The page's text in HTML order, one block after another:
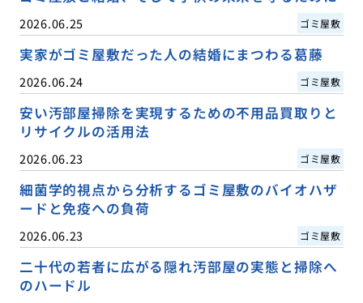
2026.06.25 ゴミ屋敷
実家がゴミ屋敷だった人の結婚にまつわる葛藤
2026.06.24 ゴミ屋敷
安い汚部屋掃除を実現するための不用品買取りと
リサイクルの活用法
2026.06.23 ゴミ屋敷
細菌学的視点から分析するゴミ屋敷のバイオハザ
ードと免疫への負荷
2026.06.23 ゴミ屋敷
二十代の若者に広がる隠れ汚部屋の実態と掃除へ
のハードル